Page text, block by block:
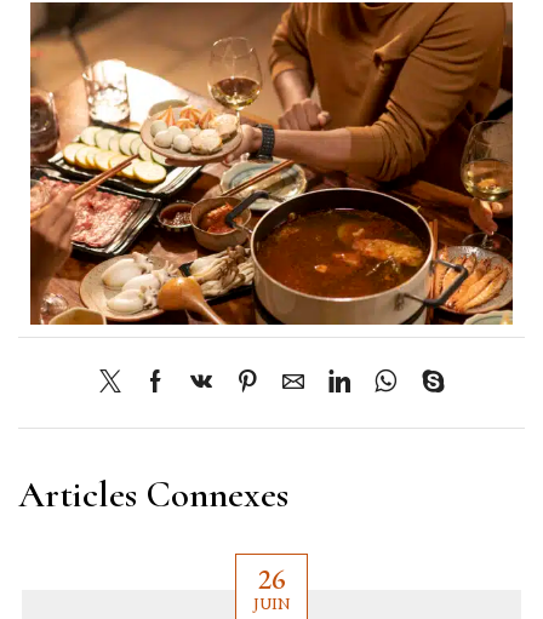
Articles Connexes
26
JUIN